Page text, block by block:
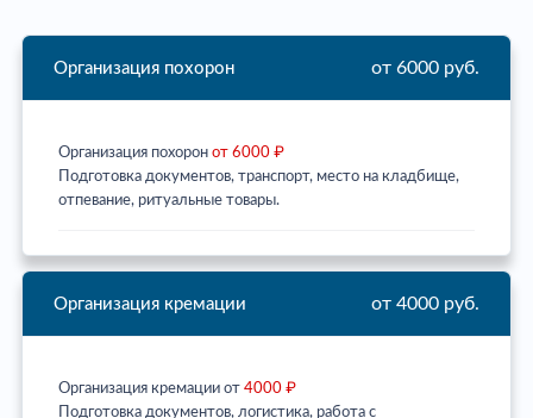
Организация похорон от 6000 руб.
Организация похорон от 6000 ₽
Подготовка документов, транспорт, место на кладбище,
отпевание, ритуальные товары.
Организация кремации от 4000 руб.
Организация кремации от 4000 ₽
Подготовка документов, логистика, работа с